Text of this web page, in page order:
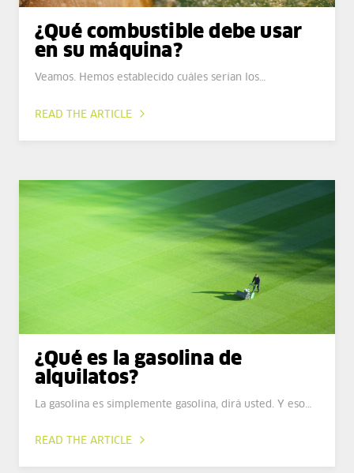
¿Qué combustible debe usar
en su máquina?
Veamos. Hemos establecido cuáles serían los…
READ THE ARTICLE
¿Qué es la gasolina de
alquilatos?
La gasolina es simplemente gasolina, dirá usted. Y eso…
READ THE ARTICLE